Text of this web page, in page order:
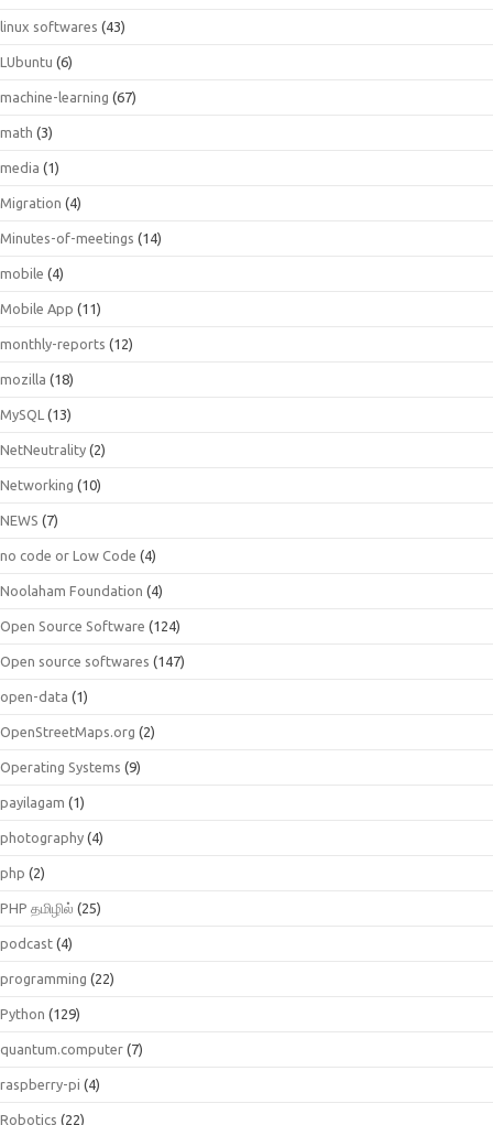
linux softwares (43)
LUbuntu (6)
machine-learning (67)
math (3)
media (1)
Migration (4)
Minutes-of-meetings (14)
mobile (4)
Mobile App (11)
monthly-reports (12)
mozilla (18)
MySQL (13)
NetNeutrality (2)
Networking (10)
NEWS (7)
no code or Low Code (4)
Noolaham Foundation (4)
Open Source Software (124)
Open source softwares (147)
open-data (1)
OpenStreetMaps.org (2)
Operating Systems (9)
payilagam (1)
photography (4)
php (2)
PHP தமிழில் (25)
podcast (4)
programming (22)
Python (129)
quantum.computer (7)
raspberry-pi (4)
Robotics (22)